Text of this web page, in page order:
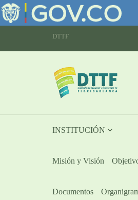
DTTF
INSTITUCIÓN
Misión y Visión
Documentos